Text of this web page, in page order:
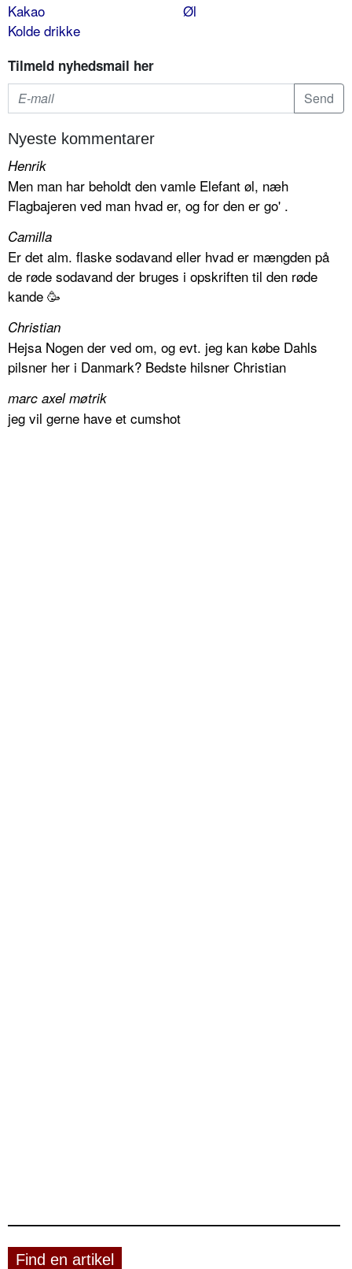
Kakao
Kolde drikke
Øl
Tilmeld nyhedsmail her
Nyeste kommentarer
Henrik
Men man har beholdt den vamle Elefant øl, næh
Flagbajeren ved man hvad er, og for den er go' .
Camilla
Er det alm. flaske sodavand eller hvad er mængden på
de røde sodavand der bruges i opskriften til den røde
kande 🥳
Christian
Hejsa Nogen der ved om, og evt. jeg kan købe Dahls
pilsner her i Danmark? Bedste hilsner Christian
marc axel møtrik
jeg vil gerne have et cumshot
Find en artikel